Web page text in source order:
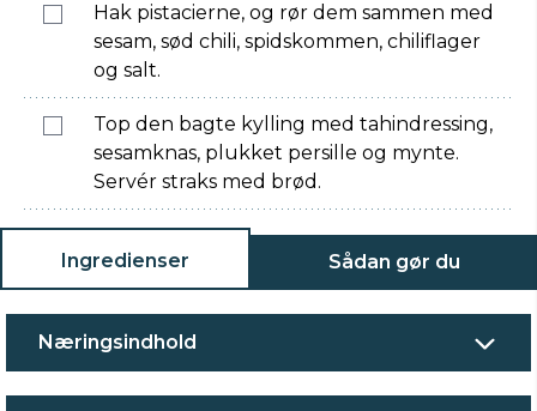
Hak pistacierne, og rør dem sammen med
sesam, sød chili, spidskommen, chiliflager
og salt.
Top den bagte kylling med tahindressing,
sesamknas, plukket persille og mynte.
Servér straks med brød.
Ingredienser Sådan gør du
Næringsindhold